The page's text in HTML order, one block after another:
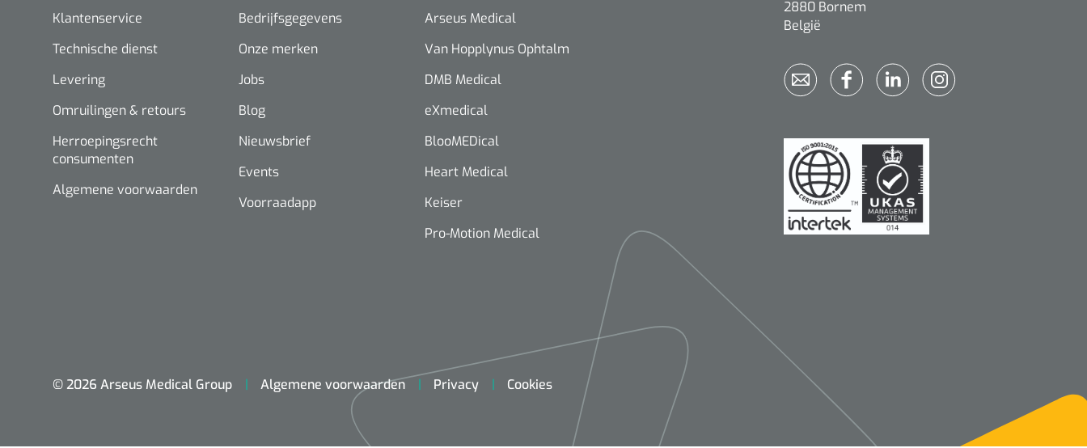
Klantenservice
Technische dienst
Levering
Omruilingen & retours
Herroepingsrecht
consumenten
Algemene voorwaarden
Bedrijfsgegevens
Onze merken
Jobs
Blog
Nieuwsbrief
Events
Voorraadapp
Arseus Medical
Van Hopplynus Ophtalm
DMB Medical
eXmedical
BlooMEDical
Heart Medical
Keiser
Pro-Motion Medical
2880 Bornem
België
© 2026 Arseus Medical Group Algemene voorwaarden Privacy Cookies